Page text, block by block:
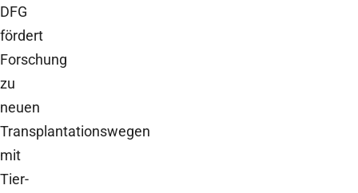
DFG
fördert
Forschung
zu
neuen
Transplantationswegen
mit
Tier-